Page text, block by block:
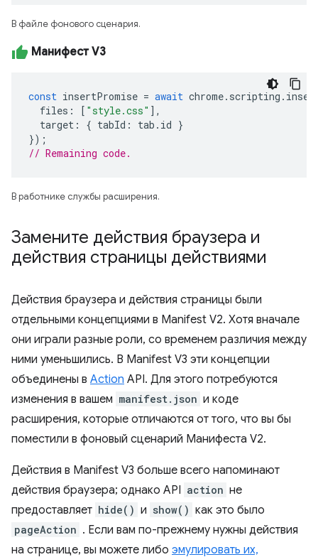
В файле фонового сценария.
Манифест V3
const insertPromise = await chrome. scripting .
files : [ "style.css" ],
target : { tabId : tab . id }
});
// Remaining code.
В работнике службы расширения.
Замените действия браузера и
действия страницы действиями
Действия браузера и действия страницы были
отдельными концепциями в Manifest V2. Хотя вначале
они играли разные роли, со временем различия между
ними уменьшились. В Manifest V3 эти концепции
объединены в Action API. Для этого потребуются
изменения в вашем manifest.json и коде
расширения, которые отличаются от того, что вы бы
поместили в фоновый сценарий Манифеста V2.
Действия в Manifest V3 больше всего напоминают
действия браузера; однако API action не
предоставляет hide() и show() как это было
pageAction . Если вам по-прежнему нужны действия
на странице, вы можете либо эмулировать их,